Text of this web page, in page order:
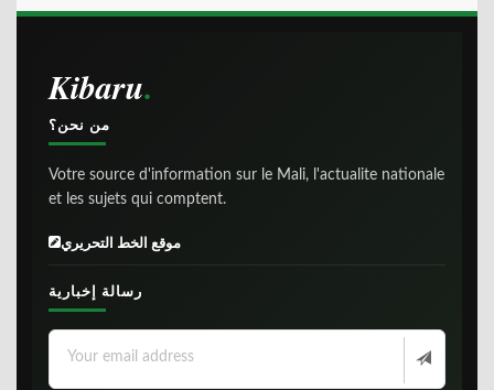
Kibaru
من نحن؟
Votre source d'information sur le Mali, l'actualite nationale
et les sujets qui comptent.
موقع الخط التحريري
رسالة إخبارية